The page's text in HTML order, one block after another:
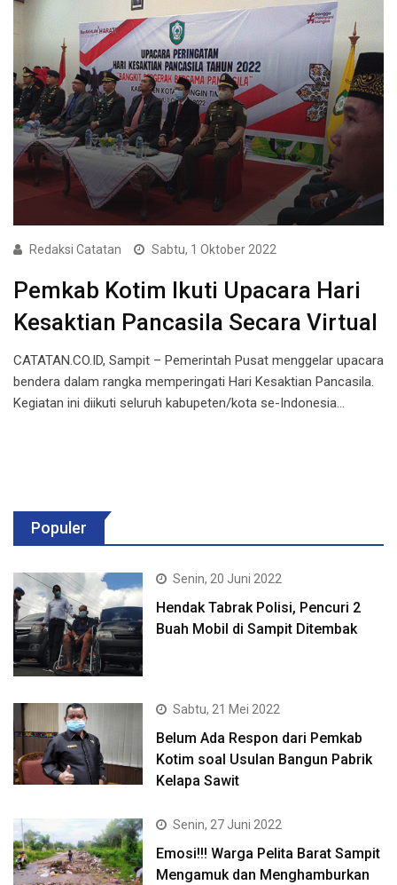
Redaksi Catatan Sabtu, 1 Oktober 2022
Pemkab Kotim Ikuti Upacara Hari
Kesaktian Pancasila Secara Virtual
CATATAN.CO.ID, Sampit – Pemerintah Pusat menggelar upacara
bendera dalam rangka memperingati Hari Kesaktian Pancasila.
Kegiatan ini diikuti seluruh kabupeten/kota se-Indonesia…
Populer
Senin, 20 Juni 2022
Hendak Tabrak Polisi, Pencuri 2
Buah Mobil di Sampit Ditembak
Sabtu, 21 Mei 2022
Belum Ada Respon dari Pemkab
Kotim soal Usulan Bangun Pabrik
Kelapa Sawit
Senin, 27 Juni 2022
Emosi!!! Warga Pelita Barat Sampit
Mengamuk dan Menghamburkan